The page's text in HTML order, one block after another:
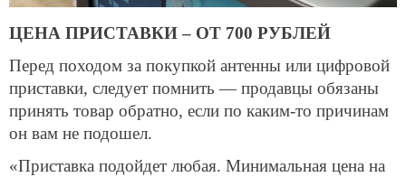
ЦЕНА ПРИСТАВКИ – ОТ 700 РУБЛЕЙ
Перед походом за покупкой антенны или цифровой
приставки, следует помнить — продавцы обязаны
принять товар обратно, если по каким-то причинам
он вам не подошел.
«Приставка подойдет любая. Минимальная цена на